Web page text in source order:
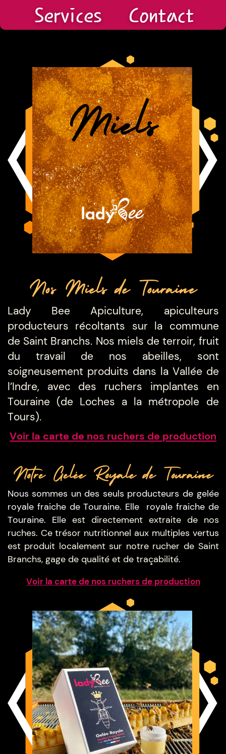
Services
Contact
Miels
Nos Miels de Touraine
Lady Bee Apiculture, apiculteurs
producteurs récoltants sur la commune
de Saint Branchs. Nos miels de terroir, fruit
du travail de nos abeilles, sont
soigneusement produits dans la Vallée de
l’Indre, avec des ruchers implantes en
Touraine (de Loches a la métropole de
Tours).
Voir la carte de nos ruchers de production
Notre Gelée Royale de Touraine
Nous sommes un des seuls producteurs de gelée
royale fraiche de Touraine. Elle
royale fraiche de
Touraine. Elle est directement extraite de nos
ruches. Ce trésor nutritionnel aux multiples vertus
est produit localement sur notre rucher de Saint
Branchs, gage de qualité et de traçabilité.
Voir la carte de nos ruchers de production